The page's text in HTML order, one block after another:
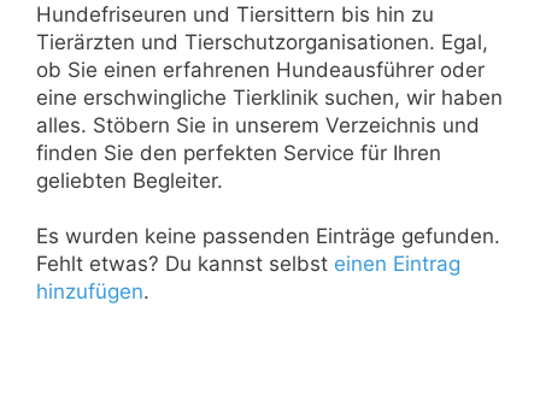
Hundefriseuren und Tiersittern bis hin zu
Tierärzten und Tierschutzorganisationen. Egal,
ob Sie einen erfahrenen Hundeausführer oder
eine erschwingliche Tierklinik suchen, wir haben
alles. Stöbern Sie in unserem Verzeichnis und
finden Sie den perfekten Service für Ihren
geliebten Begleiter.
Es wurden keine passenden Einträge gefunden.
Fehlt etwas? Du kannst selbst einen Eintrag
hinzufügen.